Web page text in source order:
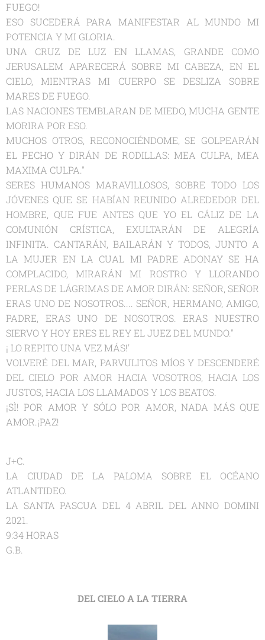
FUEGO!
ESO SUCEDERÁ PARA MANIFESTAR AL MUNDO MI
POTENCIA Y MI GLORIA.
UNA CRUZ DE LUZ EN LLAMAS, GRANDE COMO
JERUSALEM APARECERÁ SOBRE MI CABEZA, EN EL
CIELO, MIENTRAS MI CUERPO SE DESLIZA SOBRE
MARES DE FUEGO.
LAS NACIONES TEMBLARAN DE MIEDO, MUCHA GENTE
MORIRA POR ESO.
MUCHOS OTROS, RECONOCIÉNDOME, SE GOLPEARÁN
EL PECHO Y DIRÁN DE RODILLAS: MEA CULPA, MEA
MAXIMA CULPA."
SERES HUMANOS MARAVILLOSOS, SOBRE TODO LOS
JÓVENES QUE SE HABÍAN REUNIDO ALREDEDOR DEL
HOMBRE, QUE FUE ANTES QUE YO EL CÁLIZ DE LA
COMUNIÓN CRÍSTICA, EXULTARÁN DE ALEGRÍA
INFINITA. CANTARÁN, BAILARÁN Y TODOS, JUNTO A
LA MUJER EN LA CUAL MI PADRE ADONAY SE HA
COMPLACIDO, MIRARÁN MI ROSTRO Y LLORANDO
PERLAS DE LÁGRIMAS DE AMOR DIRÁN: SEÑOR, SEÑOR
ERAS UNO DE NOSOTROS.... SEÑOR, HERMANO, AMIGO,
PADRE, ERAS UNO DE NOSOTROS. ERAS NUESTRO
SIERVO Y HOY ERES EL REY EL JUEZ DEL MUNDO."
¡ LO REPITO UNA VEZ MÁS!'
VOLVERÉ DEL MAR, PARVULITOS MÍOS Y DESCENDERÉ
DEL CIELO POR AMOR HACIA VOSOTROS, HACIA LOS
JUSTOS, HACIA LOS LLAMADOS Y LOS BEATOS.
¡SÌ! POR AMOR Y SÓLO POR AMOR, NADA MÁS QUE
AMOR.¡PAZ!
J+C.
LA CIUDAD DE LA PALOMA SOBRE EL OCÉANO
ATLANTIDEO.
LA SANTA PASCUA DEL 4 ABRIL DEL ANNO DOMINI
2021.
9:34 HORAS
G.B.
DEL CIELO A LA TIERRA